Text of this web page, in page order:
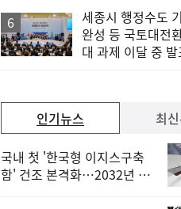
세종시 행정수도
완성 등 국토대전
대 과제 이달 중 발
인기뉴스
국내 첫 '한국형 이지스구축
함' 건조 본격화…2032년 해
최